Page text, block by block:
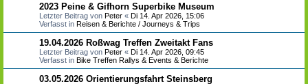
2023 Peine & Gifhorn Superbike Museum
Letzter Beitrag von Peter « Di 14. Apr 2026, 15:06
Verfasst in Reisen & Berichte / Journeys & Trips
19.04.2026 Roßwag Treffen Zweitakt Fans
Letzter Beitrag von Peter « Di 14. Apr 2026, 09:45
Verfasst in Bike Treffen Rallys & Events & Berichte
03.05.2026 Orientierungsfahrt Steinsberg